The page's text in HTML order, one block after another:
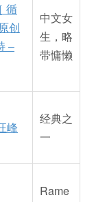
循
创
–
中文女
生，略
带慵懒
峰
经典之
一
Rame